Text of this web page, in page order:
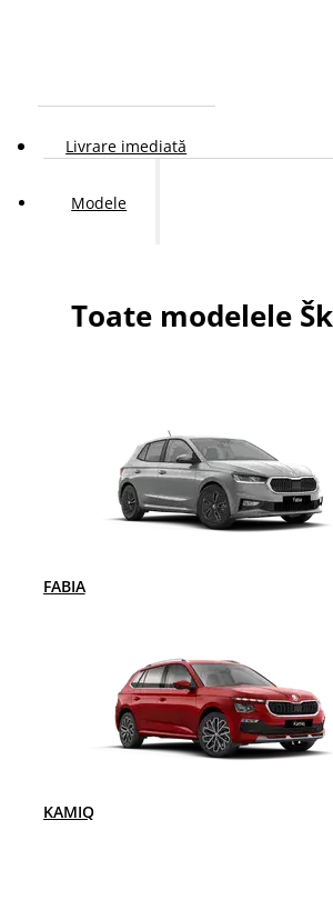
Livrare imediată
Modele
Toate modelele
FABIA
KAMIQ